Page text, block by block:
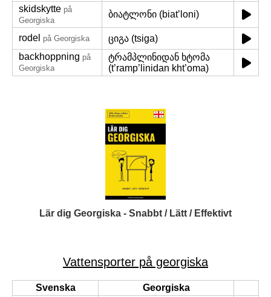
skidskytte på
Georgiska
ბიატლონი (biat’loni)
rodel på Georgiska
ციგა (tsiga)
backhoppning på
Georgiska
ტრამპლინიდან ხტომა
(t’ramp’linidan kht’oma)
Lär dig Georgiska - Snabbt / Lätt / Effektivt
Vattensporter på georgiska
Svenska
Georgiska